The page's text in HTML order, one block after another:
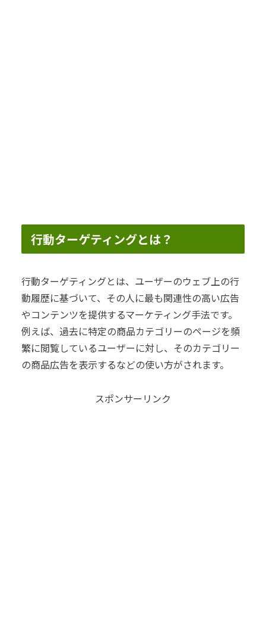
行動ターゲティングとは？
行動ターゲティングとは、ユーザーのウェブ上の行
動履歴に基づいて、その人に最も関連性の高い広告
やコンテンツを提供するマーケティング手法です。
例えば、過去に特定の商品カテゴリーのページを頻
繁に閲覧しているユーザーに対し、そのカテゴリー
の商品広告を表示するなどの使い方がされます。
スポンサーリンク